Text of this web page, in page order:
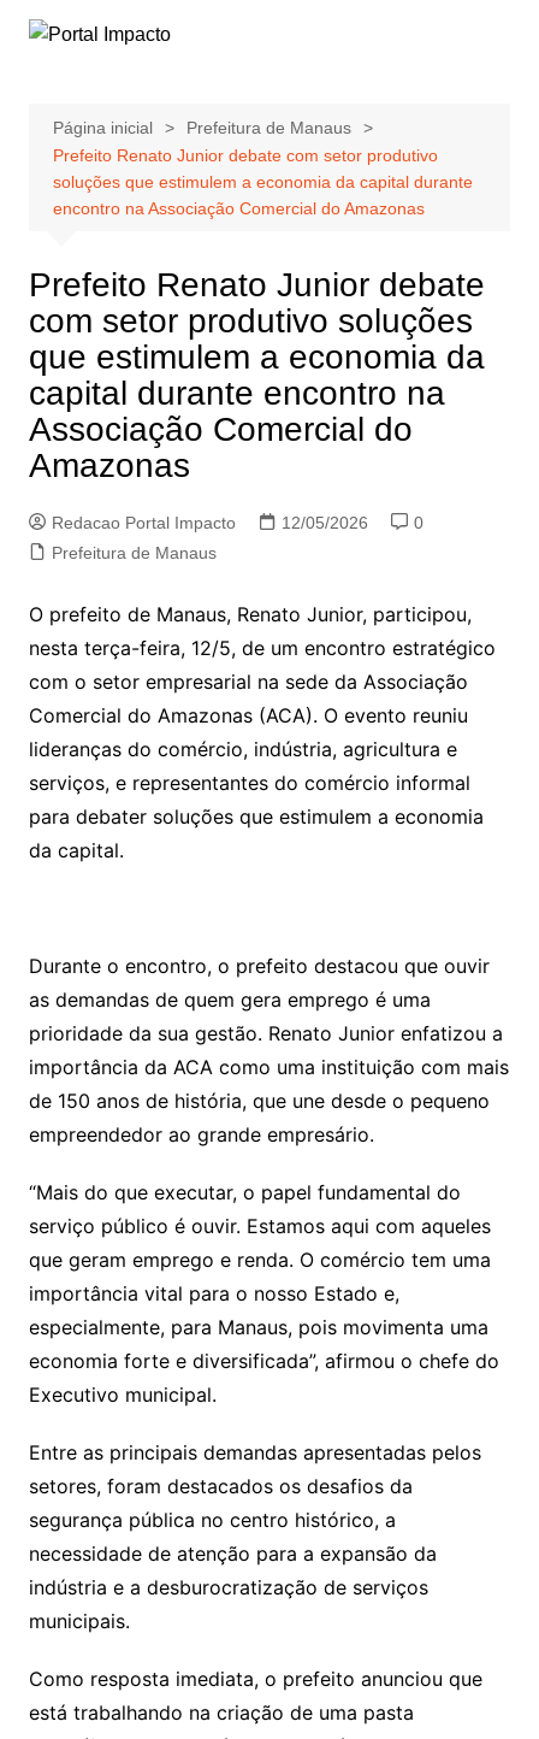
para
Página inicial
Prefeitura de Manaus
Prefeito Renato Junior debate com setor produtivo
soluções que estimulem a economia da capital durante
encontro na Associação Comercial do Amazonas
Prefeito Renato Junior debate
com setor produtivo soluções
que estimulem a economia da
capital durante encontro na
Associação Comercial do
Amazonas
Redacao Portal Impacto 12/05/2026
0
Prefeitura de Manaus
O prefeito de Manaus, Renato Junior, participou,
nesta terça-feira, 12/5, de um encontro estratégico
com o setor empresarial na sede da Associação
Comercial do Amazonas (ACA). O evento reuniu
lideranças do comércio, indústria, agricultura e
serviços, e representantes do comércio informal
para debater soluções que estimulem a economia
da capital.
Durante o encontro, o prefeito destacou que ouvir
as demandas de quem gera emprego é uma
prioridade da sua gestão. Renato Junior enfatizou a
importância da ACA como uma instituição com mais
de 150 anos de história, que une desde o pequeno
empreendedor ao grande empresário.
“Mais do que executar, o papel fundamental do
serviço público é ouvir. Estamos aqui com aqueles
que geram emprego e renda. O comércio tem uma
importância vital para o nosso Estado e,
especialmente, para Manaus, pois movimenta uma
economia forte e diversificada”, afirmou o chefe do
Executivo municipal.
Entre as principais demandas apresentadas pelos
setores, foram destacados os desafios da
segurança pública no centro histórico, a
necessidade de atenção para a expansão da
indústria e a desburocratização de serviços
municipais.
Como resposta imediata, o prefeito anunciou que
está trabalhando na criação de uma pasta